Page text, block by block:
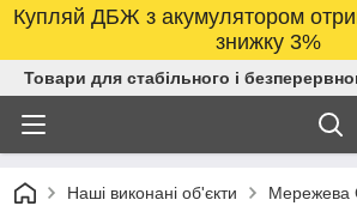
Купляй ДБЖ з акумулятором
знижку 3%
Товари для стабільного і
Наші виконані об'єкти Мережева